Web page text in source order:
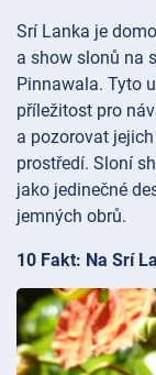
Srí Lanka je
a show slonů na
Pinnawala. Tyto
příležitost pro
a pozorovat
prostředí. Sloní
jako jedinečné
jemných obrů.
10 Fakt: Na Srí